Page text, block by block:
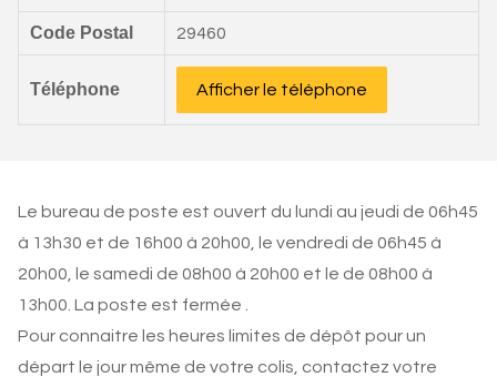
Code Postal 29460
Téléphone Afficher le téléphone
Le bureau de poste est ouvert du lundi au jeudi de 06h45
à 13h30 et de 16h00 à 20h00, le vendredi de 06h45 à
20h00, le samedi de 08h00 à 20h00 et le de 08h00 à
13h00. La poste est fermée .
Pour connaitre les heures limites de dépôt pour un
départ le jour même de votre colis, contactez votre